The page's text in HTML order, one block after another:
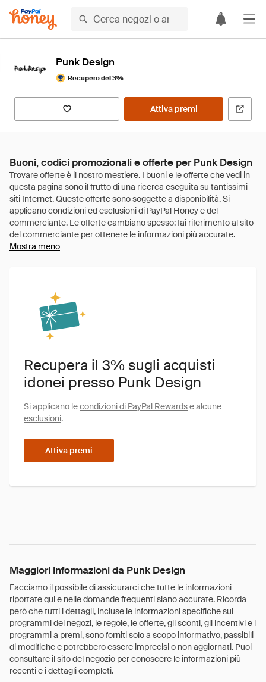
Punk Design
Recupero del 3%
Attiva premi
Buoni, codici promozionali e offerte per Punk Design
Mostra meno
Recupera il 3% sugli acquisti
idonei presso Punk Design
Si applicano lecondizioni di PayPal Rewardse alcune
esclusioni.
Attiva premi
Maggiori informazioni da Punk Design
Facciamo il possibile di assicurarci che tutte le informazioni
riportate qui e nelle domande frequenti siano accurate. Ricorda
però che tutti i dettagli, incluse le informazioni specifiche sui
programmi dei negozi, le regole, le offerte, gli sconti, gli incentivi e i
programmi a premi, sono forniti solo a scopo informativo, passibili
di modifiche e potrebbero essere imprecisi o non aggiornati. Puoi
consultare il sito del negozio per conoscere le informazioni più
recenti e i dettagli completi.